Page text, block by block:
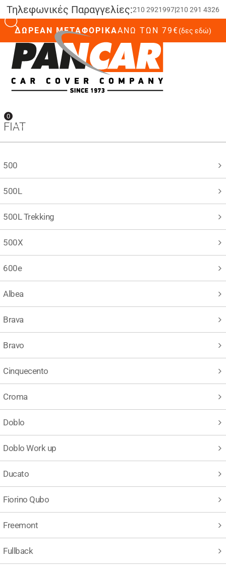
Τηλεφωνικές Παραγγελίες:210 2921997|210 291 4326
ΔΩΡΕΑΝ ΜΕΤΑΦΟΡΙΚΑΆΝΩ ΤΩΝ 79€(δες εδώ)
0
FIAT
500
500L
500L Trekking
500X
600e
Albea
Brava
Bravo
Cinquecento
Croma
Doblo
Doblo Work up
Ducato
Fiorino Qubo
Freemont
Fullback